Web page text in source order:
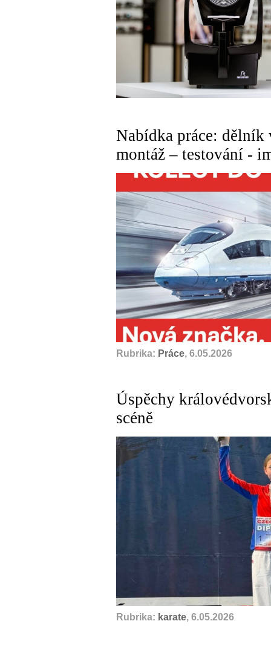
Nabídka práce:
montáž – testování -
Rubrika: Práce, 6.05.2026
Úspěchy
scéně
Rubrika: karate, 6.05.2026